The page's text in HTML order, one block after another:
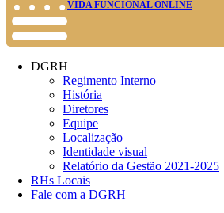
VIDA FUNCIONAL ONLINE
DGRH
Regimento Interno
História
Diretores
Equipe
Localização
Identidade visual
Relatório da Gestão 2021-2025
RHs Locais
Fale com a DGRH